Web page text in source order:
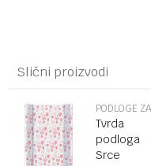
Slični proizvodi
Tvrda
podloga
Srce